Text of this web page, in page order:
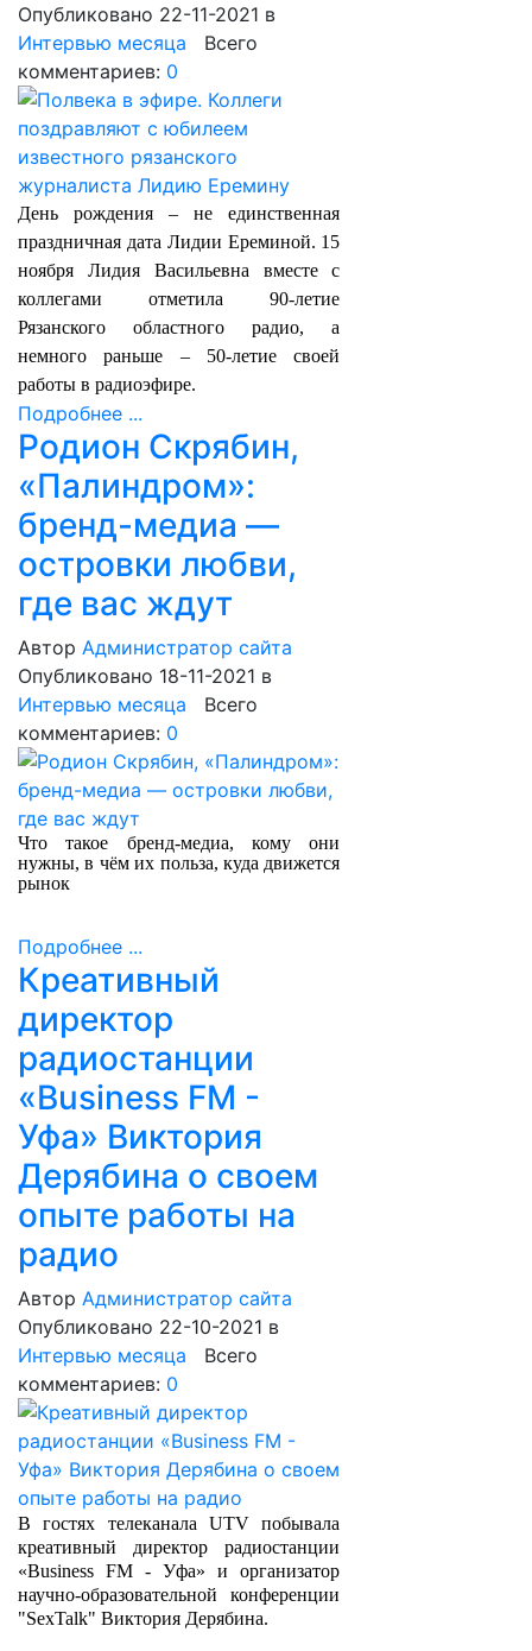
Опубликовано 22-11-2021 в
Интервью месяца Всего
комментариев: 0
День рождения – не единственная
праздничная дата Лидии Ереминой. 15
ноября Лидия Васильевна вместе с
коллегами отметила 90-летие
Рязанского областного радио, а
немного раньше – 50-летие своей
работы в радиоэфире.
Подробнее ...
Родион Скрябин,
«Палиндром»:
бренд-медиа —
островки любви,
где вас ждут
Автор Администратор сайта
Опубликовано 18-11-2021 в
Интервью месяца Всего
комментариев: 0
Что такое бренд-медиа, кому они
нужны, в чём их польза, куда движется
рынок
Подробнее ...
Креативный
директор
радиостанции
«Business FM -
Уфа» Виктория
Дерябина о своем
опыте работы на
радио
Автор Администратор сайта
Опубликовано 22-10-2021 в
Интервью месяца Всего
комментариев: 0
В гостях телеканала UTV побывала
креативный директор радиостанции
«Business FM - Уфа» и организатор
научно-образовательной конференции
"SexTalk" Виктория Дерябина.